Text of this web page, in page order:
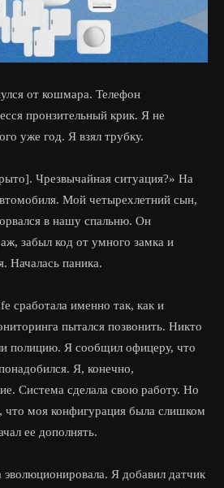
от кошмара. Телефон
пронзительный крик. Я не
уже год. Я взял трубку.
Чрезвычайная ситуация?» На
Мой четырехлетний сын,
в нашу спальню. Он
забыл код от умного замка и
Началась паника.
сработала именно так, как и
пытался позвонить. Никто
полицию. Я сообщил офицеру, что
Я, конечно,
Система сделала свою работу. Но
что моя конфигурация была слишком
ее дополнять.
Я добавил датчик